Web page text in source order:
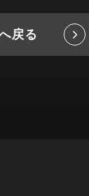
戻る